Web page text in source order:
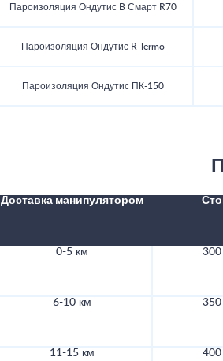
Пароизоляция Ондутис B Смарт R70
Пароизоляция Ондутис R Termo
Пароизоляция Ондутис ПК-150
Доставка манипулятором
0-5 км 300
6-10 км 350
11-15 км 400